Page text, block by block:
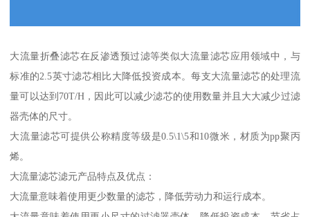
大流量折叠滤芯在反渗透预过滤等类似大流量滤芯应用领域中，与
标准的2.5英寸滤芯相比大降低投资成本。每支大流量滤芯的处理流
量可以达到70T/H，因此可以减少滤芯的使用数量并且大大减少过滤
器壳体的尺寸。
大流量滤芯可提供公称精度等级是0.5\1\5和10微米，材质为pp聚丙
烯。
大流量滤芯滤元产品特点及优点：
大流量意味着使用更少数量的滤芯，降低劳动力和运行成本。